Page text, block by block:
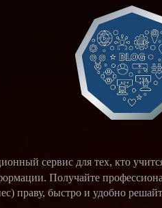
сервис для тех, кто
Получайте
праву, быстро и удобно